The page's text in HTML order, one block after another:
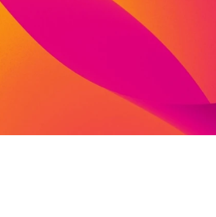
Gänseweide 8
34295 Edermünde Besse
fon: 05603 9489 503
fax: 05603 9489572
jasmin.pfannkuche@viva-stiftung.de